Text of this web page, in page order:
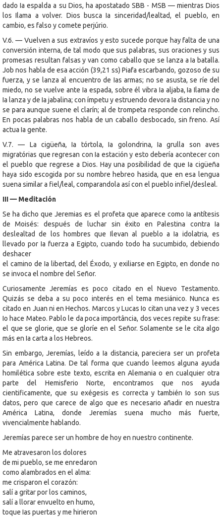
dado Ia espalda a su Dios, ha apostatado SBB - MSB — mientras Dios
los Ilama a volver. Dios busca Ia sinceridad/lealtad, el pueblo, en
cambio, es falso y comete perjúrio.
V.6. — Vuelven a sus extravíos y esto sucede porque hay falta de una
conversión interna, de tal modo que sus palabras, sus oraciones y sus
promesas resultan falsas y van como caballo que se lanza a Ia batalla.
Job nos habla de esa acción (39,21 ss) Piafa escarbando, gozoso de su
fuerza, y se lanza al encuentro de Ias armas; no se asusta, se ríe del
miedo, no se vuelve ante Ia espada, sobre él vibra Ia aljaba, Ia Ilama de
Ia lanza y de Ia jabalina; con ímpetu y estruendo devora Ia distancia y no
se para aunque suene el clarín; al de trompeta responde con relincho.
En pocas palabras nos habla de un caballo desbocado, sin freno. Así
actua Ia gente.
V.7. — La cigüeña, Ia tórtola, Ia golondrina, Ia grulla son aves
migratórias que regresan con Ia estación y esto debería acontecer con
el pueblo que regrese a Dios. Hay una posibilidad de que Ia cigüeña
haya sido escogida por su nombre hebreo hasida, que en esa lengua
suena similar a fiel/leal, comparandola así con el pueblo infiel/desleal.
III — Meditación
Se ha dicho que Jeremias es el profeta que aparece como Ia antítesis
de Moisés: después de luchar sin éxito en Palestina contra Ia
deslealtad de los hombres que Ilevan al pueblo a Ia idolatria, es
llevado por Ia fuerza a Egipto, cuando todo ha sucumbido, debiendo
deshacer
el camino de Ia libertad, del Éxodo, y exiliarse en Egipto, en donde no
se invoca el nombre del Señor.
Curiosamente Jeremías es poco citado en el Nuevo Testamento.
Quizás se deba a su poco interés en el tema mesiánico. Nunca es
citado en Juan ni en Hechos. Marcos y Lucas Io citan una vez y 3 veces
Io hace Mateo. Pablo le da poca importância, dos veces repite su frase:
el que se glorie, que se gloríe en el Señor. Solamente se le cita algo
más en Ia carta a los Hebreos.
Sin embargo, Jeremías, leído a Ia distancia, pareciera ser un profeta
para América Latina. De tal forma que cuando leemos alguna ayuda
homilética sobre este texto, escrita en Alemania o en cualquier otra
parte del Hemisferio Norte, encontramos que nos ayuda
cientificamente, que su exégesis es correcta y también Io son sus
datos, pero que carece de algo que es necesario añadir en nuestra
América Latina, donde Jeremías suena mucho más fuerte,
vivencialmente hablando.
Jeremías parece ser un hombre de hoy en nuestro continente.
Me atravesaron los dolores
de mi pueblo, se me enredaron
como alambrados en el alma:
me crisparon el corazón:
salí a gritar por los caminos,
salí a llorar envuelto en humo,
toque Ias puertas y me hirieron